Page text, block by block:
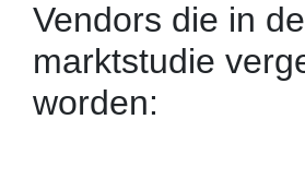
Vendors die in
marktstudie
worden: